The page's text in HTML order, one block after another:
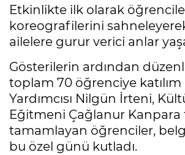
Etkinlikte ilk olarak
koreografilerini
ailelere gurur verici anlar
Gösterilerin ardından
toplam 70 öğrenciye
Yardımcısı Nilgün İrteni,
Eğitmeni Çağlanur
tamamlayan öğrenciler,
bu özel günü kutladı.